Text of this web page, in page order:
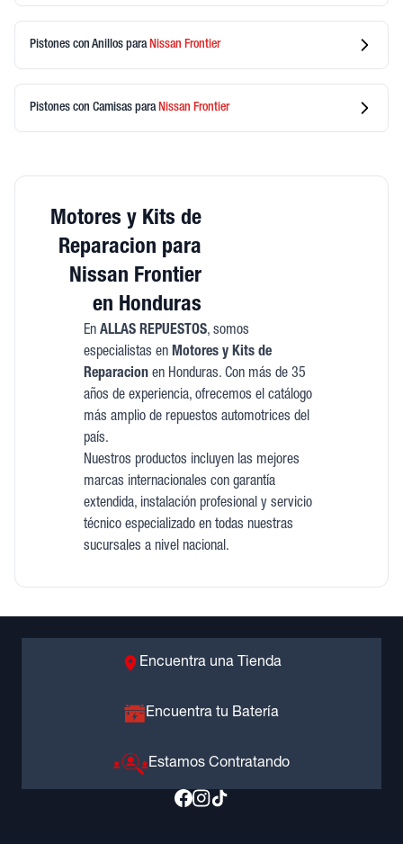
Pistones con Anillos para Nissan Frontier
Pistones con Camisas para Nissan Frontier
Motores y Kits de
Reparacion para
Nissan Frontier
en Honduras
En ALLAS REPUESTOS, somos
especialistas en Motores y Kits de
Reparacionen Honduras. Con más de 35
años de experiencia, ofrecemos el catálogo
más amplio de repuestos automotrices del
país.
Nuestros productos incluyen las mejores
marcas internacionales con garantía
extendida, instalación profesional y servicio
técnico especializado en todas nuestras
sucursales a nivel nacional.
Encuentra una Tienda
Encuentra tu Batería
Estamos Contratando